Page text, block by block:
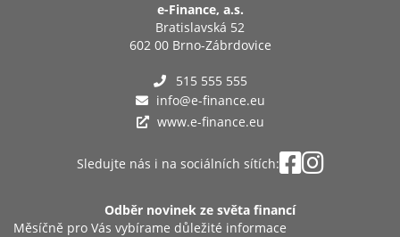
e-Finance, a.s.
Bratislavská 52
602 00 Brno-Zábrdovice
515 555 555
info@e-finance.eu
www.e-finance.eu
Sledujte nás i na sociálních sítích:
Odběr novinek ze světa financí
Měsíčně pro Vás vybírame důležité informace